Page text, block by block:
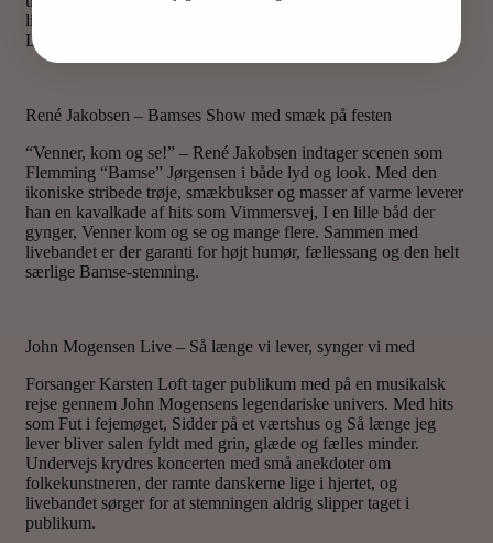
livebandet fører Ole Gas publikum gennem et hav af de største
Larsen-hits.
René Jakobsen – Bamses Show med smæk på festen
“Venner, kom og se!” – René Jakobsen indtager scenen som
Flemming “Bamse” Jørgensen i både lyd og look. Med den
ikoniske stribede trøje, smækbukser og masser af varme leverer
han en kavalkade af hits som Vimmersvej, I en lille båd der
gynger, Venner kom og se og mange flere. Sammen med
livebandet er der garanti for højt humør, fællessang og den helt
særlige Bamse-stemning.
John Mogensen Live – Så længe vi lever, synger vi med
Forsanger Karsten Loft tager publikum med på en musikalsk
rejse gennem John Mogensens legendariske univers. Med hits
som Fut i fejemøget, Sidder på et værtshus og Så længe jeg
lever bliver salen fyldt med grin, glæde og fælles minder.
Undervejs krydres koncerten med små anekdoter om
folkekunstneren, der ramte danskerne lige i hjertet, og
livebandet sørger for at stemningen aldrig slipper taget i
publikum.